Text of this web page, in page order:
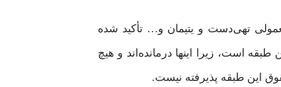
تهی‌دست و یتیمان و… تأکید شده
است، زیرا اینها درمانده‌اند و هیچ
این طبقه پذیرفته نیست.